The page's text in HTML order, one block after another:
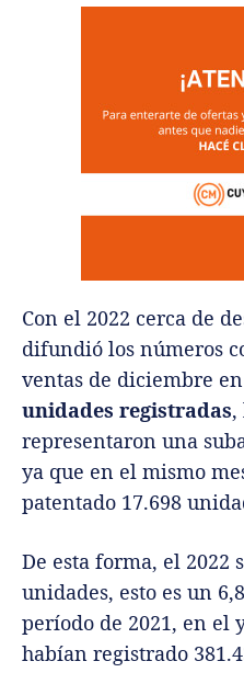
Con el 2022 cerca de
difundió los números
ventas de diciembre
unidades registradas,
representaron una
ya que en el mismo
patentado 17.698
De esta forma, el 2022
unidades, esto es un
período de 2021, en el
habían registrado